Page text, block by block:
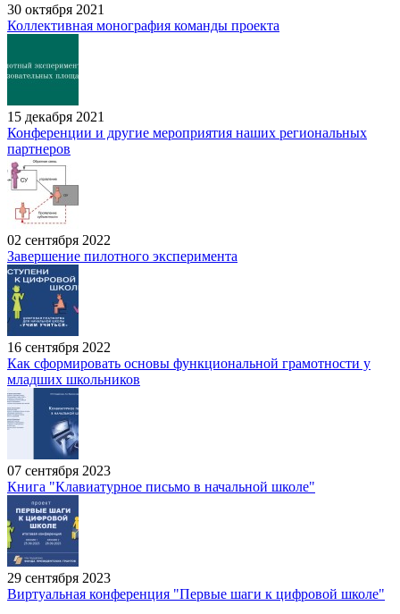
30 октября 2021
Коллективная монография команды проекта
15 декабря 2021
Конференции и другие мероприятия наших региональных
партнеров
02 сентября 2022
Завершение пилотного эксперимента
16 сентября 2022
Как сформировать основы функциональной грамотности у
младших школьников
07 сентября 2023
Книга "Клавиатурное письмо в начальной школе"
29 сентября 2023
Виртуальная конференция "Первые шаги к цифровой школе"